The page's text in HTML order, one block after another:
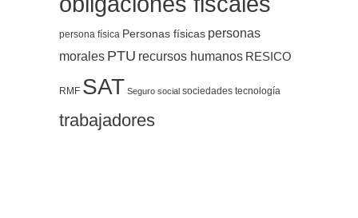
persona física Personas físicas personas
morales PTU recursos humanos RESICO
RMF SAT Seguro social sociedades tecnología
trabajadores